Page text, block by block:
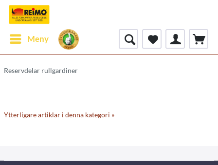
Meny
Reservdelar rullgardiner
Ytterligare artiklar i denna kategori »